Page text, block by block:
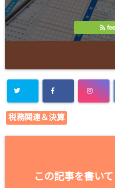
税務関連＆決算
この記事を書い